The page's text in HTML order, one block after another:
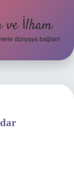
ve İlham
dünyaya bağlan!